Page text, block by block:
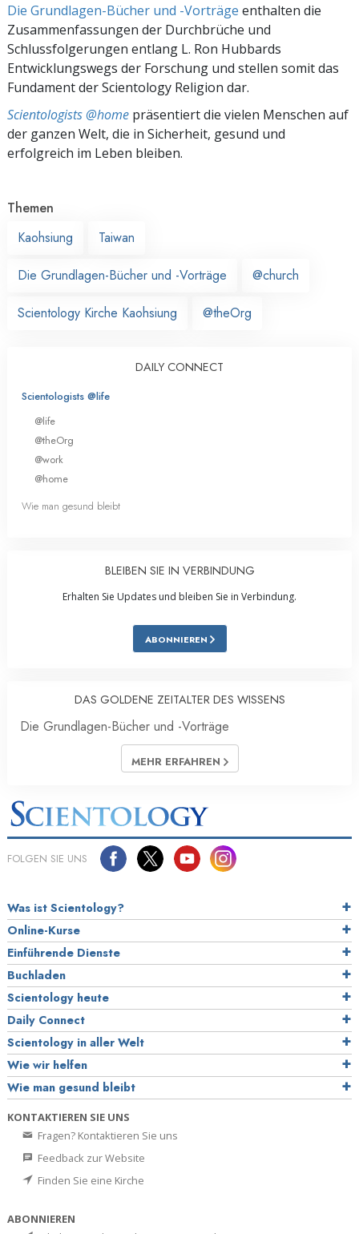
Die Grundlagen-Bücher und -Vorträge enthalten die
Zusammenfassungen der Durchbrüche und
Schlussfolgerungen entlang L. Ron Hubbards
Entwicklungswegs der Forschung und stellen somit das
Fundament der Scientology Religion dar.
Scientologists @home präsentiert die vielen Menschen auf
der ganzen Welt, die in Sicherheit, gesund und
erfolgreich im Leben bleiben.
Themen
Kaohsiung
Taiwan
Die Grundlagen-Bücher und -Vorträge @church
Scientology Kirche Kaohsiung @theOrg
DAILY CONNECT
Scientologists @life
@life
@theOrg
@work
@home
Wie man gesund bleibt
BLEIBEN SIE IN VERBINDUNG
Erhalten Sie Updates und bleiben Sie in Verbindung.
ABONNIEREN
DAS GOLDENE ZEITALTER DES WISSENS
Die Grundlagen-Bücher und -Vorträge
MEHR ERFAHREN
FOLGEN SIE UNS
Was ist Scientology?
Online-Kurse
Einführende Dienste
Buchladen
Scientology heute
Daily Connect
Scientology in aller Welt
Wie wir helfen
Wie man gesund bleibt
KONTAKTIEREN SIE UNS
Fragen? Kontaktieren Sie uns
Feedback zur Website
Finden Sie eine Kirche
ABONNIEREN